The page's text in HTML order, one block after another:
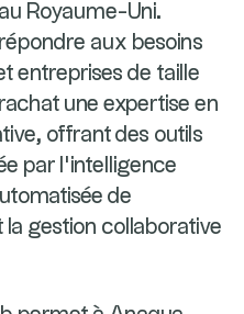
Royaume-Uni.
aux besoins
entreprises de taille
une expertise en
offrant des outils
par l’intelligence
de
gestion collaborative